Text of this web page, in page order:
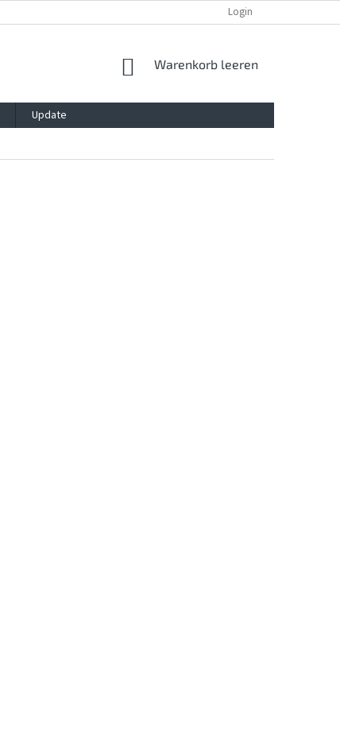
REKLAMATION UND WIDDERRUFSRECHT
Login
WARENKORB
Warenkorb leeren
Update